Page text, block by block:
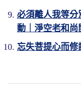
必須離人我等
動｜淨空老和尚
忘失菩提心而